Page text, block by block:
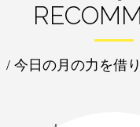
/ 今日の月の力を借